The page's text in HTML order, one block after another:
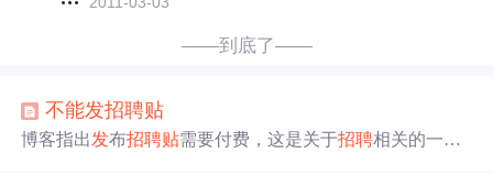
——到底了——
不能发招聘贴
博客指出发布招聘贴需要付费，这是关于招聘相关的一个